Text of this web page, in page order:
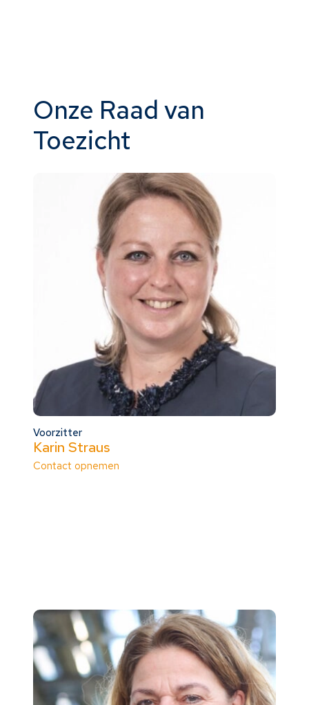
Onze Raad van
Toezicht
Voorzitter
Karin Straus
Contact opnemen